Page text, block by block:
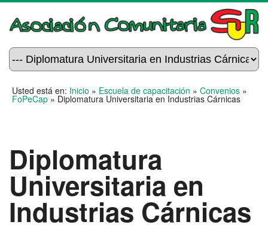
Usted está en: Inicio » Escuela de capacitación » Convenios »
FoPeCap » Diplomatura Universitaria en Industrias Cárnicas
Diplomatura
Universitaria en
Industrias Cárnicas